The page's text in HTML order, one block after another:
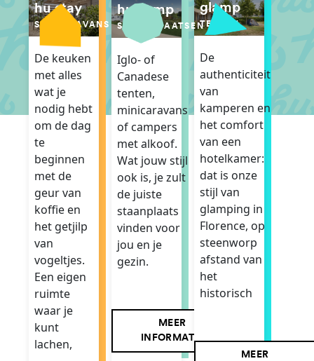
hu stay
STACARAVANS
De keuken
met alles
wat je
nodig hebt
om de dag
te
beginnen
met de
geur van
koffie en
het getjilp
van
vogeltjes.
Een eigen
ruimte
waar je
kunt
lachen,
hu camp
STANDPLAATSEN
Iglo- of
Canadese
tenten,
minicaravans
of campers
met alkoof.
Wat jouw stijl
ook is, je zult
de juiste
staanplaats
vinden voor
jou en je
gezin.
MEER
INFORMATIE
glamp
TENTEN
De
authenticiteit
van
kamperen en
het comfort
van een
hotelkamer:
dat is onze
stijl van
glamping in
Florence, op
steenworp
afstand van
het
historisch
MEER